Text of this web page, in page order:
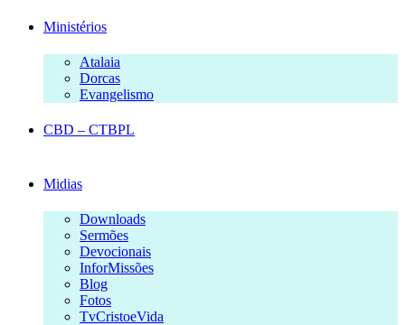
Ministérios
Atalaia
Dorcas
Evangelismo
CBD – CTBPL
Midias
Downloads
Sermões
Devocionais
InforMissões
Blog
Fotos
TvCristoeVida